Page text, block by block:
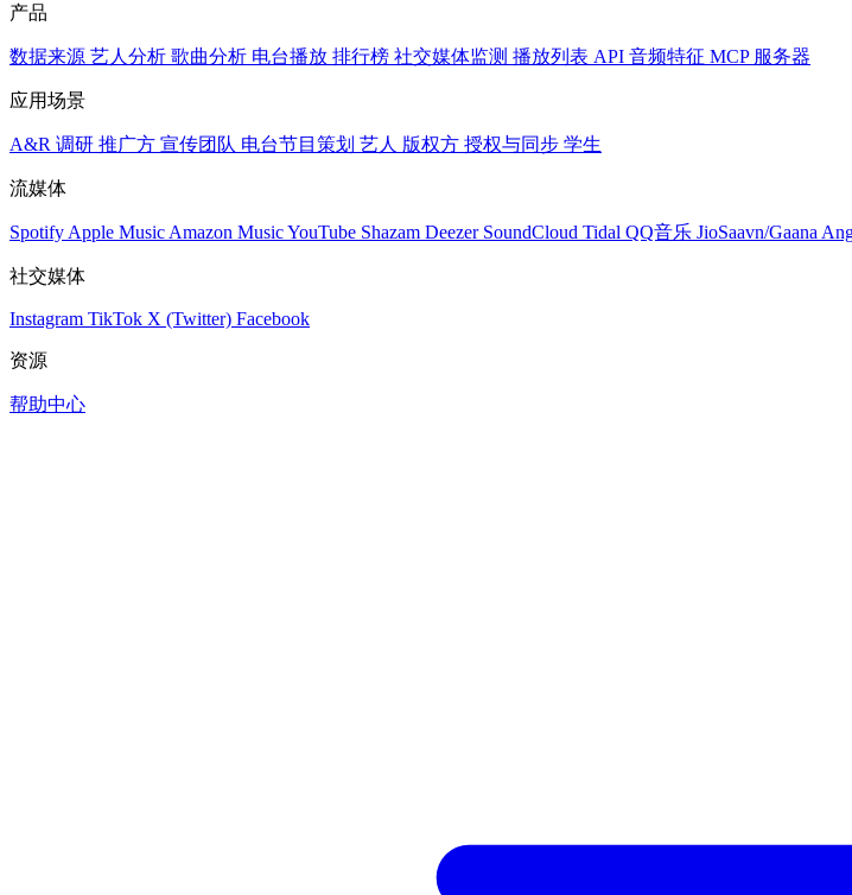
产品
数据来源 艺人分析 歌曲分析 电台播放 排行榜 社交媒体监测 播放列表 API 音频特征 MCP 服务器
应用场景
A&R 调研 推广方 宣传团队 电台节目策划 艺人 版权方 授权与同步 学生
流媒体
Spotify Apple Music Amazon MusicYouTube Shazam Deezer SoundCloud Tidal QQ音乐 JioSaavn/Gaana
社交媒体
Instagram TikTok X (Twitter) Facebook
资源
帮助中心